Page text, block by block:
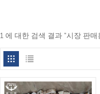
1 에 대한 검색 결과 "시장 판